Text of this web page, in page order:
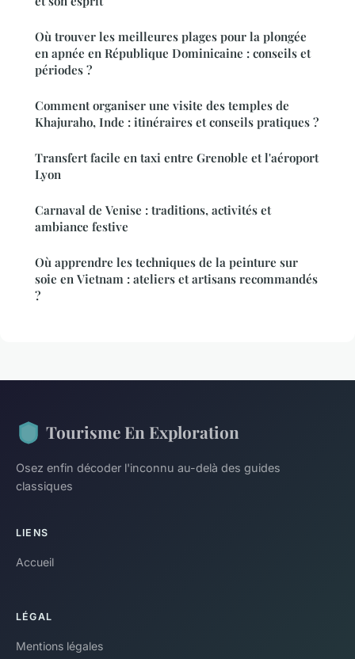
Où trouver les meilleures plages pour la plongée
en apnée en République Dominicaine : conseils et
périodes ?
Comment organiser une visite des temples de
Khajuraho, Inde : itinéraires et conseils pratiques ?
Transfert facile en taxi entre Grenoble et l'aéroport
Lyon
Carnaval de Venise : traditions, activités et
ambiance festive
Où apprendre les techniques de la peinture sur
soie en Vietnam : ateliers et artisans recommandés
?
Tourisme En Exploration
Osez enfin décoder l'inconnu au-delà des guides
classiques
LIENS
Accueil
LÉGAL
Mentions légales